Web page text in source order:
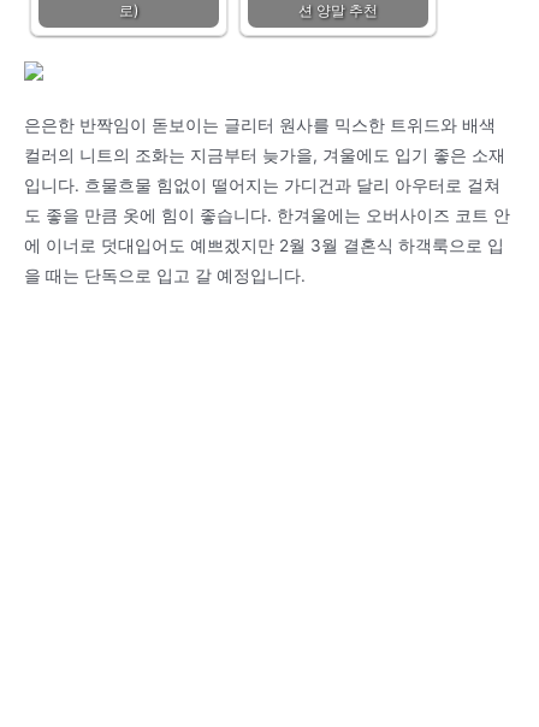
로)
션 양말 추천
은은한 반짝임이 돋보이는 글리터 원사를 믹스한 트위드와 배색
컬러의 니트의 조화는 지금부터 늦가을, 겨울에도 입기 좋은 소재
입니다. 흐물흐물 힘없이 떨어지는 가디건과 달리 아우터로 걸쳐
도 좋을 만큼 옷에 힘이 좋습니다. 한겨울에는 오버사이즈 코트 안
에 이너로 덧대입어도 예쁘겠지만 2월 3월 결혼식 하객룩으로 입
을 때는 단독으로 입고 갈 예정입니다.